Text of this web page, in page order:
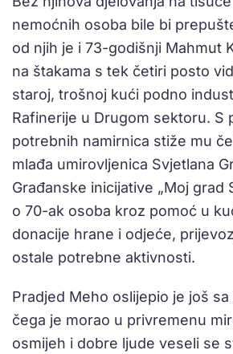
nemoćnih osoba bile bi
od njih je i 73-godišnji Mahmut
na štakama s tek četiri posto
staroj, trošnoj kući podno
Rafinerije u Drugom sektoru. S
potrebnih namirnica stiže mu
mlađa umirovljenica Svjetlana
Građanske inicijative „Moj grad
o 70-ak osoba kroz pomoć u
donacije hrane i odjeće,
ostale potrebne aktivnosti.
Pradjed Meho oslijepio je još
čega je morao u privremenu
osmijeh i dobre ljude veseli se